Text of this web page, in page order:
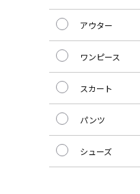
アウター
ワンピース
スカート
パンツ
シューズ